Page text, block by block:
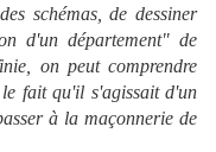
schémas, de dessiner
d'un département" de
on peut comprendre
fait qu'il s'agissait d'un
à la maçonnerie de